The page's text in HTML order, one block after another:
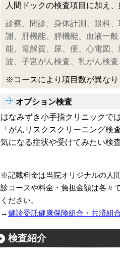
人間ドックの検査項目に加え
診察、問診、身体計測、眼科
謝、肝機能、膵機能、血液一
能、電解質、尿、便、心電図
波、子宮がん検査、乳がん検
※コースにより項目数が異なり
オプション検査
はなみずき小手指クリニックで
「がんリスクスクリーニング検
気になる症状や受けてみたい検
※記載料金は当院オリジナルの人
診コースや料金・負担金額は各々
ください。
→健診委託健康保険組合・共済組
検査紹介